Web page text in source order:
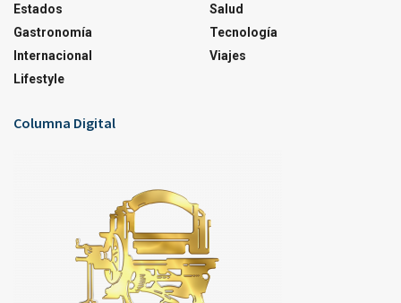
Estados
Gastronomía
Internacional
Lifestyle
Salud
Tecnología
Viajes
Columna Digital